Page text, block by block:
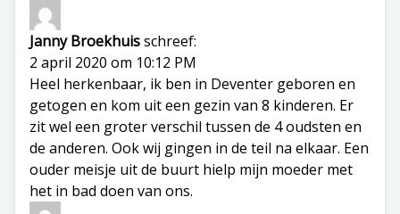
Janny Broekhuisschreef:
2 april 2020 om 10:12 PM
Heel herkenbaar, ik ben in Deventer geboren en
getogen en kom uit een gezin van 8 kinderen. Er
zit wel een groter verschil tussen de 4 oudsten en
de anderen. Ook wij gingen in de teil na elkaar. Een
ouder meisje uit de buurt hielp mijn moeder met
het in bad doen van ons.